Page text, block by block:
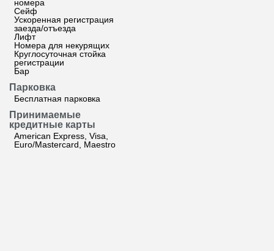
номера
Сейф
Ускоренная регистрация
заезда/отъезда
Лифт
Номера для некурящих
Круглосуточная стойка
регистрации
Бар
Парковка
Бесплатная парковка
Принимаемые
кредитные карты
American Express, Visa,
Euro/Mastercard, Maestro